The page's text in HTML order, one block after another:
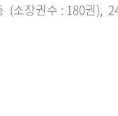
(소장권수 : 180권),